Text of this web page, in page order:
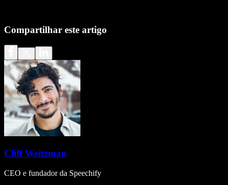
Compartilhar este artigo
Cliff Weitzman
CEO e fundador da Speechify